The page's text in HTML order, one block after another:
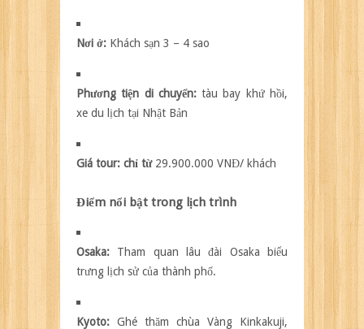
Nơi ở: Khách sạn 3 – 4 sao
Phương tiện di chuyển: tàu bay khứ hồi,
xe du lịch tại Nhật Bản
Giá tour: chỉ từ 29.900.000 VNĐ/ khách
Điểm nổi bật trong lịch trình
Osaka:
Tham quan lâu đài Osaka biểu
trưng lịch sử của thành phố.
Kyoto: Ghé thăm chùa Vàng Kinkakuji,